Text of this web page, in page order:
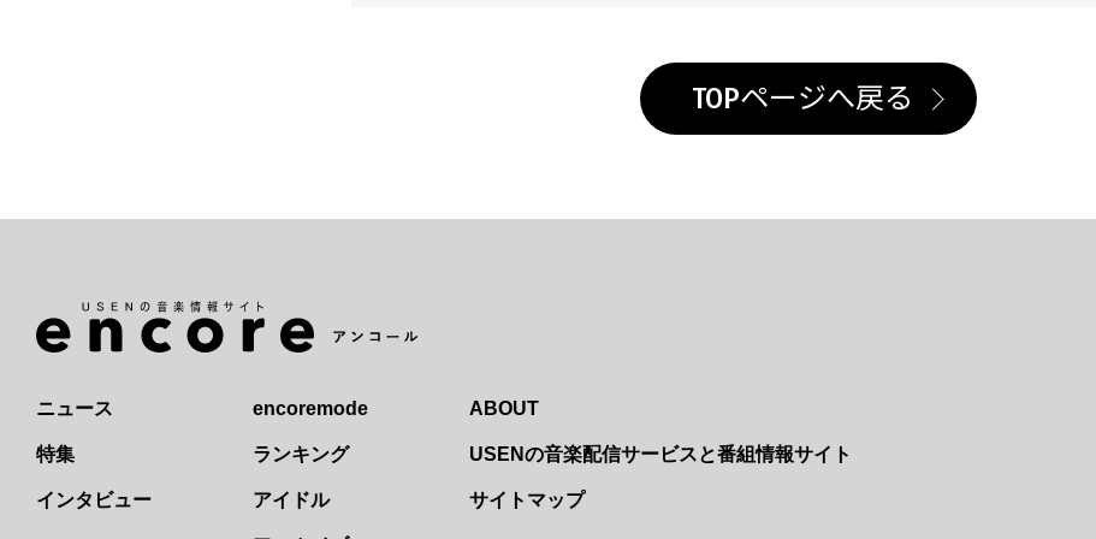
TOPページへ戻る
ニュース
特集
インタビュー
encoremode
ランキング
アイドル
ABOUT
USENの音楽配信サービスと番組情報サイト
サイトマップ